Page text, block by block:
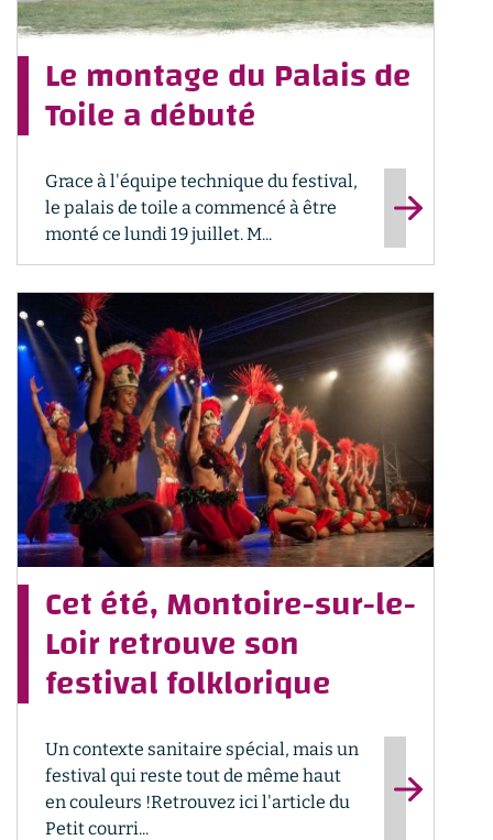
Le montage du Palais de
Toile a débuté
Grace à l'équipe technique du festival,
le palais de toile a commencé à être
monté ce lundi 19 juillet. M...
Cet été, Montoire-sur-le-
Loir retrouve son
festival folklorique
Un contexte sanitaire spécial, mais un
festival qui reste tout de même haut
en couleurs !Retrouvez ici l'article du
Petit courri...